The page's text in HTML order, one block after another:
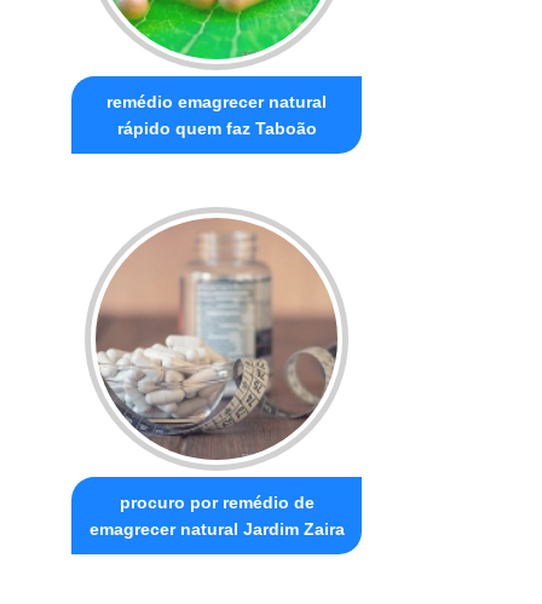
remédio emagrecer natural
rápido quem faz Taboão
procuro por remédio de
emagrecer natural Jardim Zaira